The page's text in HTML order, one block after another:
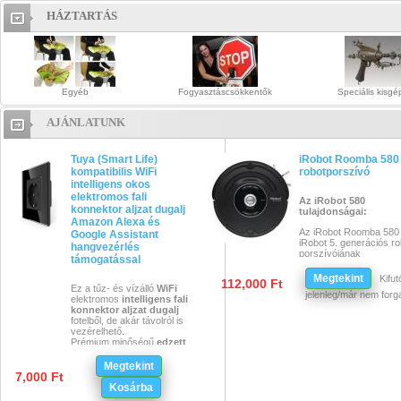
Háztartás
HÁZTARTÁS
Egyéb Fogyasztáscsökkentők Speciális
AJÁNLATUNK
Tuya (Smart Life)
kompatibilis WiFi
intelligens okos
elektromos fali
konnektor aljzat dugalj
Amazon Alexa és
Google Assistant
hangvezérlés
támogatással
Ez a tűz- és vízálló WiFi
elektromos intelligens fali
konnektor aljzat dugalj
fotelből, de akár távolról is
vezérelhető.
Prémium minőségű edzett
polikarbonát)
műanyagból készült, kiváló
karcállóságot biztosítva.
Elegáns megjelenése
7,000 Ft
Megtekint
Kosárba
iRobot Roomba 580
robotporszívó
Az iRobot 580
tulajdonságai:
Az iRobot Roomba
iRobot 5. generációs
porszívójának
Egy teljes feltöltéssel
átlagos méretű szoba
felporszívózására
112,000 Ft Megtekint
jelenleg/már nem